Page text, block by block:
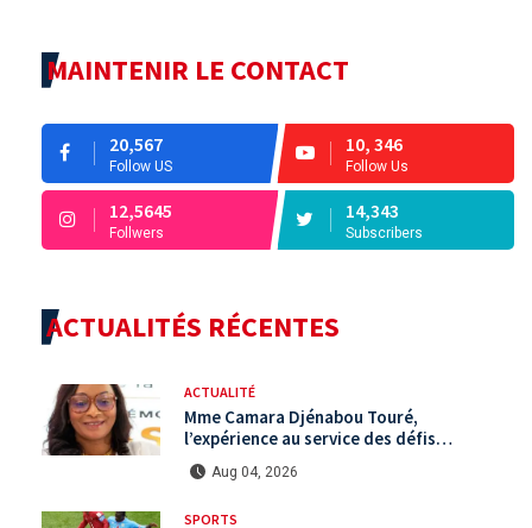
MAINTENIR LE CONTACT
20,567
Follow US
10, 346
Follow Us
12,5645
Follwers
14,343
Subscribers
ACTUALITÉS RÉCENTES
ACTUALITÉ
Mme Camara Djénabou Touré,
l’expérience au service des défis
territoriaux sous la 5ème République
Aug 04, 2026
SPORTS